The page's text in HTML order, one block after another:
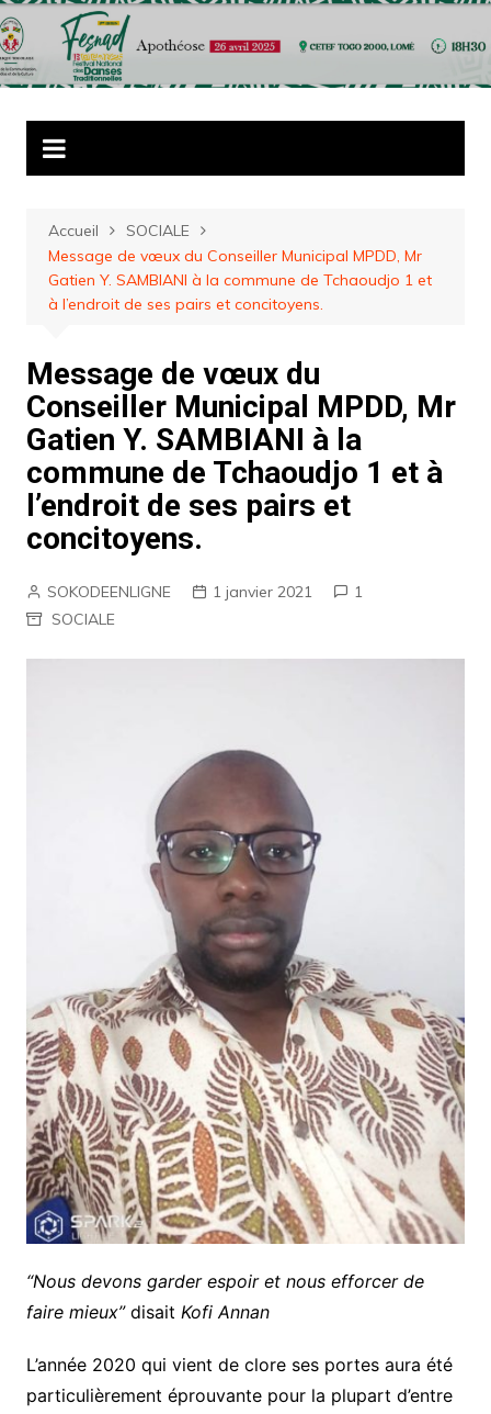
Aller
au
contenu
Accueil
SOCIALE
Message de vœux du Conseiller Municipal MPDD, Mr
Gatien Y. SAMBIANI à la commune de Tchaoudjo 1 et
à l’endroit de ses pairs et concitoyens.
Message de vœux du
Conseiller Municipal MPDD, Mr
Gatien Y. SAMBIANI à la
commune de Tchaoudjo 1 et à
l’endroit de ses pairs et
concitoyens.
SOKODEENLIGNE 1 janvier 2021
1
SOCIALE
“Nous devons garder espoir et nous efforcer de
faire mieux”disait Kofi Annan
L’année 2020 qui vient de clore ses portes aura été
particulièrement éprouvante pour la plupart d’entre